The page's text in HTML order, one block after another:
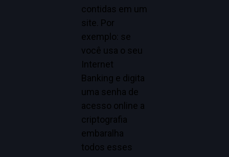
contidas em um
site. Por
exemplo: se
você usa o seu
Internet
Banking e digita
uma senha de
acesso online a
criptografia
embaralha
todos esses